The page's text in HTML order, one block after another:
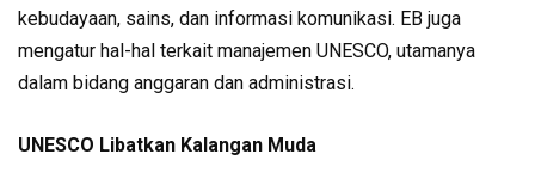
kebudayaan, sains, dan informasi komunikasi. EB juga
mengatur hal-hal terkait manajemen UNESCO, utamanya
dalam bidang anggaran dan administrasi.
UNESCO Libatkan Kalangan Muda